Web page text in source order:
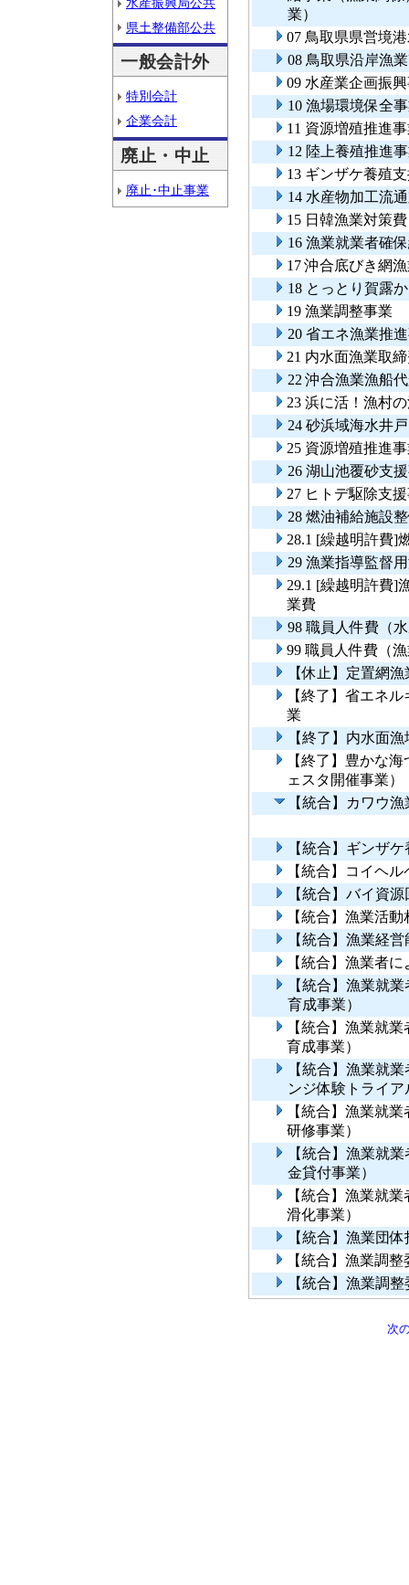
県土整備部公共
一般会計外
特別会計
企業会計
廃止・中止
廃止･中止事業
業）
07 鳥取県県営境
08 鳥取県沿岸漁
09 水産業企画振
10 漁場環境保全
11 資源増殖推進
12 陸上養殖推進
13 ギンザケ養殖
14 水産物加工流
15 日韓漁業対策
16 漁業就業者確
17 沖合底びき網
18 とっとり賀露
19 漁業調整事業
20 省エネ漁業推
21 内水面漁業取
22 沖合漁業漁船
23 浜に活！漁村
24 砂浜域海水井
25 資源増殖推進
26 湖山池覆砂支
27 ヒトデ駆除支
28 燃油補給施設
28.1 [繰越明許費]
29 漁業指導監督
29.1 [繰越明許費]
業費
98 職員人件費（
99 職員人件費（
【休止】定置網
【終了】省エネ
業
【終了】内水面
【終了】豊かな
ェスタ開催事業）
【統合】カワウ
【統合】ギンザ
【統合】コイヘ
【統合】バイ資
【統合】漁業活
【統合】漁業経
【統合】漁業者
【統合】漁業就
育成事業）
【統合】漁業就
育成事業）
【統合】漁業就
ンジ体験トライア
【統合】漁業就
研修事業）
【統合】漁業就
金貸付事業）
【統合】漁業就
滑化事業）
【統合】漁業団
【統合】漁業調
【統合】漁業調
次